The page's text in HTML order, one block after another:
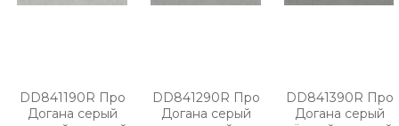
DD841190R Про
Догана серый
DD841290R Про
Догана серый
DD841390R Про
Догана серый